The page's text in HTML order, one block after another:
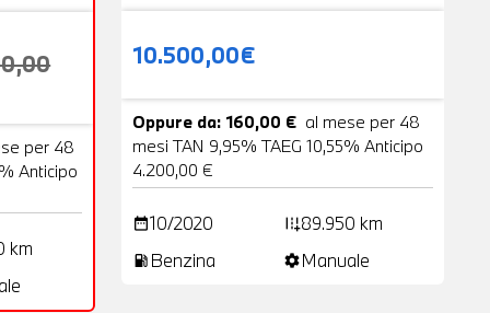
per 48
Anticipo
km
10.500,00€
Oppure da: 160,00 € al mese per 48
mesi TAN 9,95% TAEG 10,55% Anticipo
4.200,00 €
date_range10/2020 add_road89.950 km
local_gas_station Benzina settingsManuale